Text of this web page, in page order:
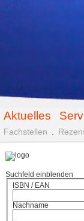
Aktuelles
Fachstellen
Suchfeld einblenden
ISBN / EAN
Nachname